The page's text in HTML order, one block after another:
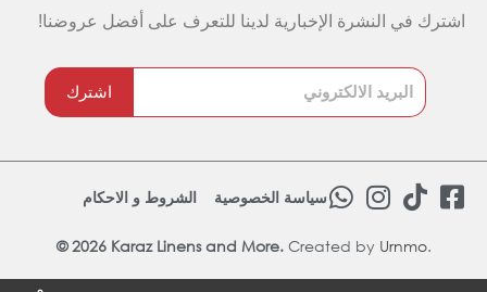
اشترك في النشرة الإخبارية لدينا للتعرف على أفضل عروضنا!
اشترك
F
e
T
k
t
I
s
t
W
a
t
سياسة الخصوصية الشروط و الاحكام
© 2026 Karaz Linens and More. Created by Urnmo.